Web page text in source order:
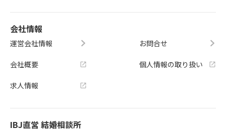
会社情報
運営会社情報
会社概要
求人情報
お問合せ
個人情報の取り扱い
IBJ直営 結婚相談所